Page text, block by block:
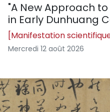
"A New Approach
in Early Dunhuang
[Manifestation
Mercredi 12 août 2026